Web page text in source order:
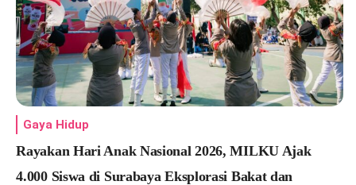
Gaya Hidup
Rayakan Hari Anak Nasional 2026, MILKU Ajak
4.000 Siswa di Surabaya Eksplorasi Bakat dan